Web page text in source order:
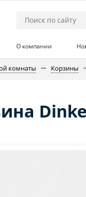
О компании
комнаты Корзины